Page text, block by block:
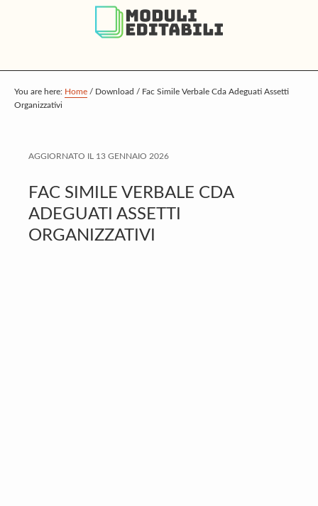
p
t
a
n
c
o
p
t
r
m
a
r
p
t
o
t
e
r
You are here: Home / Download / Fac Simile Verbale Cda Adeguati Assetti
Organizzativi
AGGIORNATO IL 13 GENNAIO 2026
FAC SIMILE VERBALE CDA
ADEGUATI ASSETTI
ORGANIZZATIVI